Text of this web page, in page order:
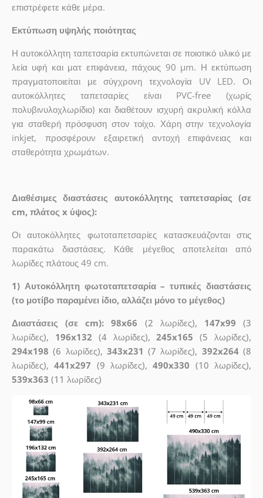
επιστρέφετε κάθε μέρα.
Εκτύπωση υψηλής ποιότητας
Η αυτοκόλλητη ταπετσαρία εκτυπώνεται σε ποιοτικό υλικό με
λεία υφή και ματ επιφάνεια, πάχους 90 µm. Η εκτύπωση
πραγματοποιείται με σύγχρονη τεχνολογία UV LED. Οι
αυτοκόλλητες ταπετσαρίες είναι PVC-free (χωρίς
πολυβινυλοχλωρίδιο) και διαθέτουν ισχυρή ακρυλική κόλλα
για σταθερή πρόσφυση στον τοίχο. Χάρη στην τεχνολογία
inkjet, προσφέρουν εξαιρετική αντοχή επιφάνειας και
σταθερότητα χρωμάτων.
Διαθέσιμες διαστάσεις αυτοκόλλητης ταπετσαρίας (σε
cm, πλάτος x ύψος):
Οι αυτοκόλλητες φωτοταπετσαρίες κατασκευάζονται στις
παρακάτω διαστάσεις. Κάθε μέγεθος αποτελείται από
λωρίδες πλάτους 49 cm.
1) Αυτοκόλλητη φωτοταπετσαρία – τυπικές διαστάσεις
(το μοτίβο παραμένει ίδιο, αλλάζει μόνο το μέγεθος)
Διαστάσεις (σε cm): 98x66 (2 λωρίδες), 147x99 (3
λωρίδες), 196x132 (4 λωρίδες),245x165 (5 λωρίδες),
294x198 (6 λωρίδες), 343x231 (7 λωρίδες), 392x264(8
λωρίδες),441x297 (9 λωρίδες),490x330 (10 λωρίδες),
539x363 (11 λωρίδες)